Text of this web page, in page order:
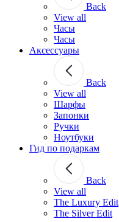
Back
View all
Часы
Часы
Аксессуары
Back
View all
Шарфы
Запонки
Ручки
Ноутбуки
Гид по подаркам
Back
View all
The Luxury Edit
The Silver Edit